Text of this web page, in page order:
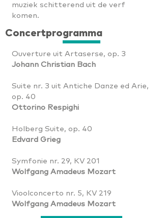
muziek schitterend uit de verf
komen.
Concertprogramma
Ouverture uit Artaserse, op. 3
Johann Christian Bach
Suite nr. 3 uit Antiche Danze ed Arie,
op. 40
Ottorino Respighi
Holberg Suite, op. 40
Edvard Grieg
Symfonie nr. 29, KV 201
Wolfgang Amadeus Mozart
Vioolconcerto nr. 5, KV 219
Wolfgang Amadeus Mozart